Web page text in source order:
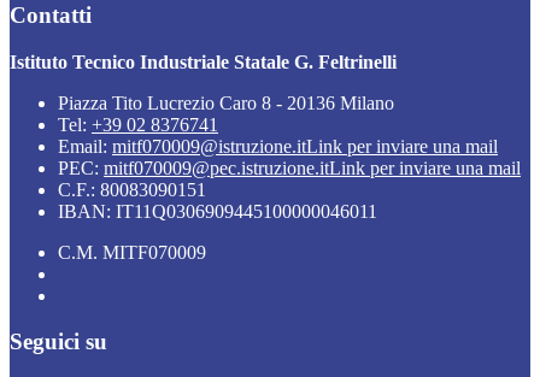
Contatti
Istituto Tecnico Industriale Statale G. Feltrinelli
Piazza Tito Lucrezio Caro 8 - 20136 Milano
Tel: +39 02 8376741
Email: mitf070009@istruzione.itLink per inviare una mail
PEC: mitf070009@pec.istruzione.itLink per inviare una mail
C.F.: 80083090151
IBAN: IT11Q0306909445100000046011
C.M. MITF070009
Seguici su